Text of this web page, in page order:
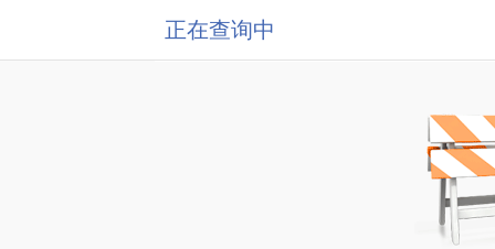
正在查询中